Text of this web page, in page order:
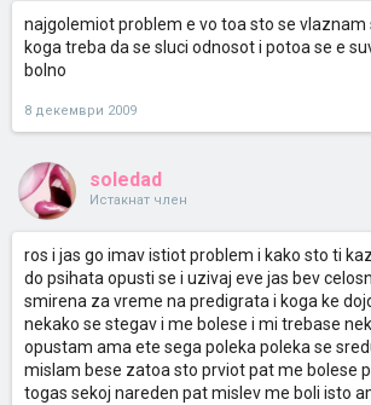
najgolemiot problem e vo toa sto se
koga treba da se sluci odnosot i potoa se e
bolno
8 декември 2009
soledad
Истакнат член
ros i jas go imav istiot problem i kako sto ti
do psihata opusti se i uzivaj eve jas bev
smirena za vreme na predigrata i koga ke
nekako se stegav i me bolese i mi trebase
opustam ama ete sega poleka poleka se
mislam bese zatoa sto prviot pat me bolese
togas sekoj nareden pat mislev me boli isto